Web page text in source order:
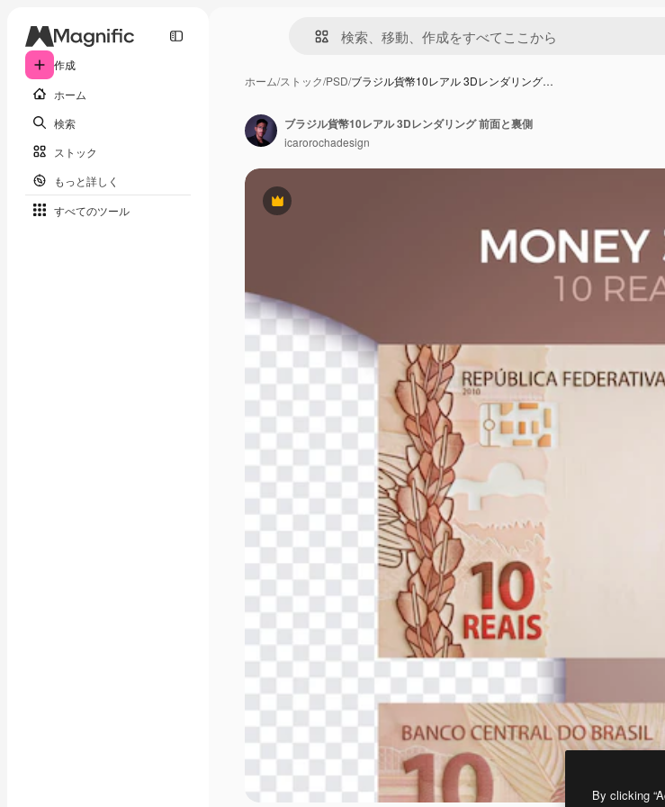
作成
ホーム
検索
ストック
もっと詳しく
すべてのツール
ホーム/ストック/PSD/ブラジル貨幣10レアル 3Dレンダリング…
Premium
ブラジル貨幣10レアル 3Dレンダリング 前面と裏側
icarorochadesign
By clicking